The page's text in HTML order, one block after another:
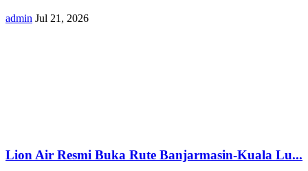
admin Jul 21, 2026
Lion Air Resmi Buka Rute Banjarmasin-Kuala Lu...